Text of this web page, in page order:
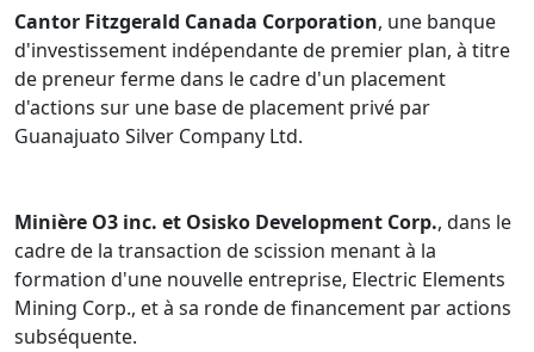
Cantor Fitzgerald Canada Corporation, une banque
d'investissement indépendante de premier plan, à titre
de preneur ferme dans le cadre d'un placement
d'actions sur une base de placement privé par
Guanajuato Silver Company Ltd.
Minière O3 inc. et Osisko Development Corp., dans le
cadre de la transaction de scission menant à la
formation d'une nouvelle entreprise, Electric Elements
Mining Corp., et à sa ronde de financement par actions
subséquente.